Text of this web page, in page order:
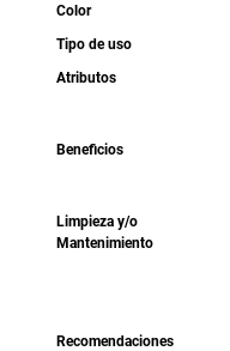
Color
Tipo de uso
Atributos
Beneficios
Limpieza y/o
Mantenimiento
Recomendaciones